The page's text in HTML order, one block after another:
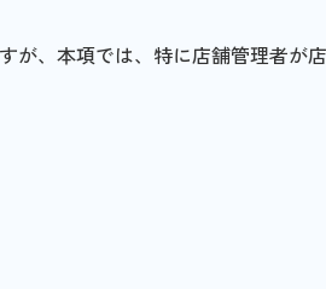
が、本項では、特に店舗管理者が